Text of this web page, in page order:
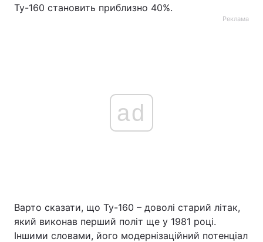
Ту-160 становить приблизно 40%.
Реклама
ad
Варто сказати, що Ту-160 – доволі старий літак,
який виконав перший політ ще у 1981 році.
Іншими словами, його модернізаційний потенціал